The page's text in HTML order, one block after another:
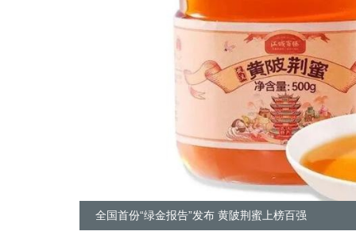
全国首份“绿金报告”发布 黄陂荆蜜上榜百强